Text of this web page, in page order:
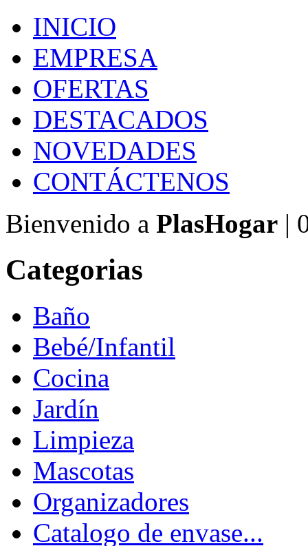
INICIO
EMPRESA
OFERTAS
DESTACADOS
NOVEDADES
CONTÁCTENOS
Bienvenido a PlasHogar |
Categorias
Baño
Bebé/Infantil
Cocina
Jardín
Limpieza
Mascotas
Organizadores
Catalogo de envase...